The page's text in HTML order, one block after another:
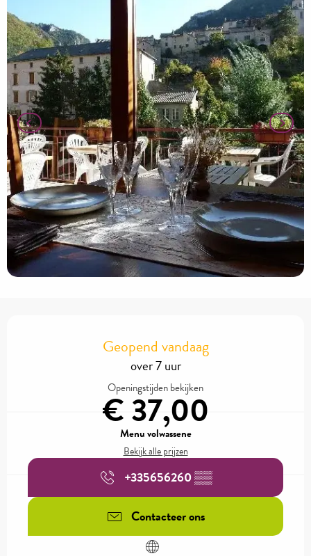
Geopend vandaag
over 7 uur
Openingstijden bekijken
€ 37,00
Menu volwassene
Bekijk alle prijzen
+335656260▒▒
Contacteer ons